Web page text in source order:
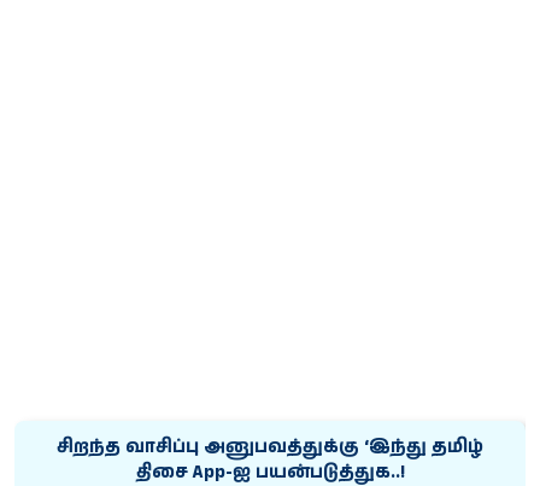
சிறந்த வாசிப்பு அனுபவத்துக்கு ‘இந்து தமிழ்
திசை App-ஐ பயன்படுத்துக..!